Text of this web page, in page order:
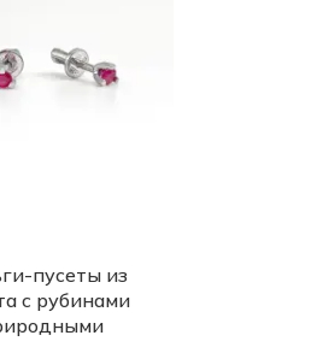
пусеты из
с рубинами